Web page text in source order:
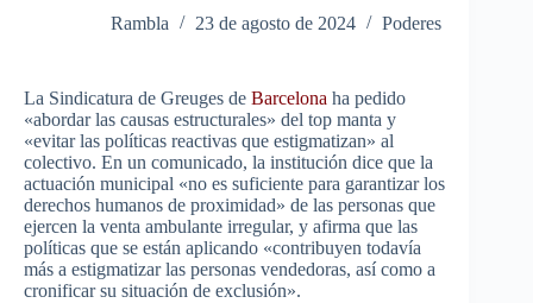
Rambla 23 de agosto de 2024 Poderes
La Sindicatura de Greuges de Barcelona ha pedido
«abordar las causas estructurales» del top manta y
«evitar las políticas reactivas que estigmatizan» al
colectivo. En un comunicado, la institución dice que la
actuación municipal «no es suficiente para garantizar los
derechos humanos de proximidad» de las personas que
ejercen la venta ambulante irregular, y afirma que las
políticas que se están aplicando «contribuyen todavía
más a estigmatizar las personas vendedoras, así como a
cronificar su situación de exclusión».